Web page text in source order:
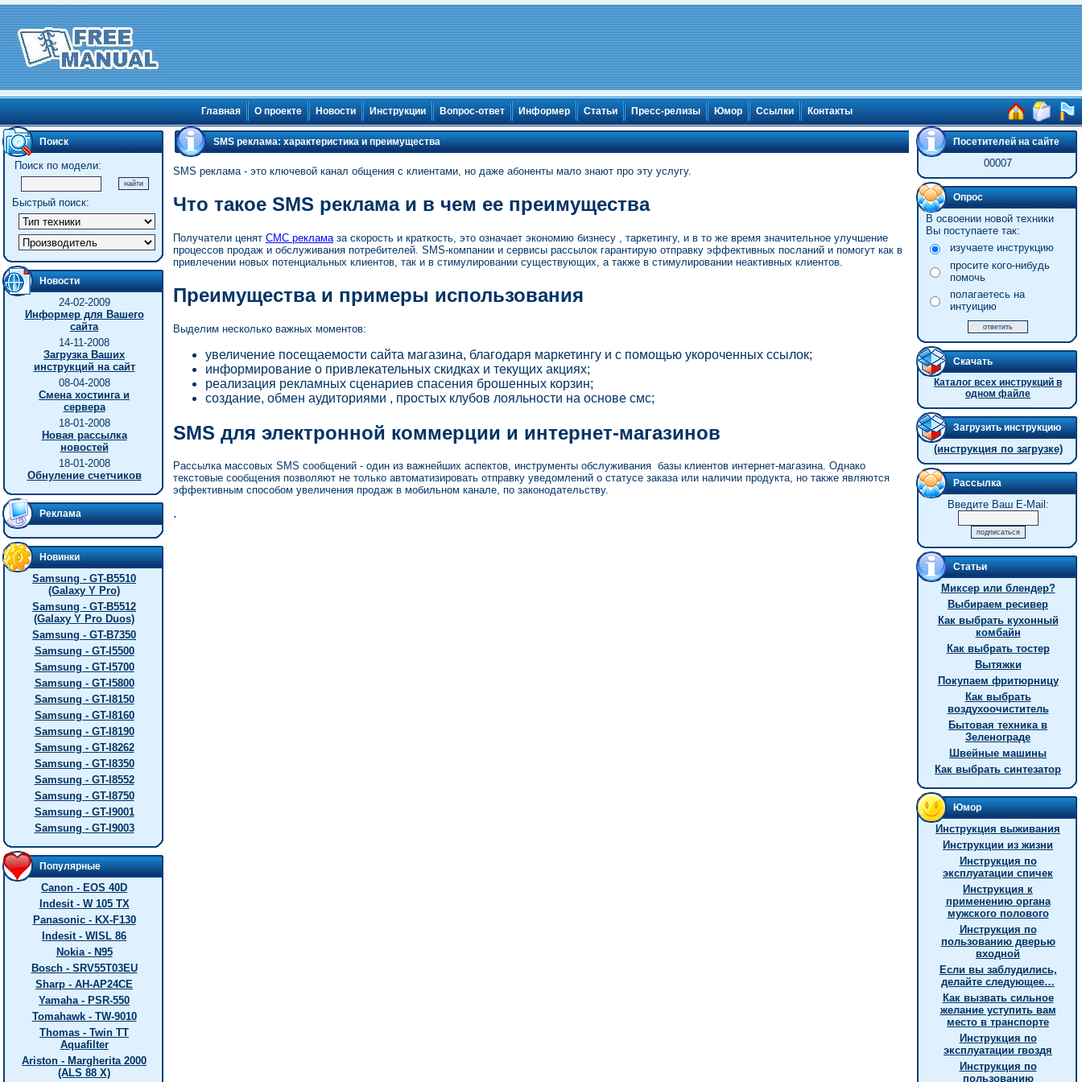
Главная О проекте Новости Инструкции Вопрос-ответ Информер Статьи Пресс-релизы Юмор Ссылки Контакты
Поиск
Поиск по модели:
Быстрый поиск:
Новости
24-02-2009
Информер для Вашего
сайта
14-11-2008
Загрузка Ваших
инструкций на сайт
08-04-2008
Смена хостинга и
сервера
18-01-2008
Новая рассылка
новостей
18-01-2008
Обнуление счетчиков
Реклама
Новинки
Samsung - GT-B5510
(Galaxy Y Pro)
Samsung - GT-B5512
(Galaxy Y Pro Duos)
Samsung - GT-B7350
Samsung - GT-I5500
Samsung - GT-I5700
Samsung - GT-I5800
Samsung - GT-I8150
Samsung - GT-I8160
Samsung - GT-I8190
Samsung - GT-I8262
Samsung - GT-I8350
Samsung - GT-I8552
Samsung - GT-I8750
Samsung - GT-I9001
Samsung - GT-I9003
Популярные
Canon - EOS 40D
Indesit - W 105 TX
Panasonic - KX-F130
Indesit - WISL 86
Nokia - N95
Bosch - SRV55T03EU
Sharp - AH-AP24CE
Yamaha - PSR-550
Tomahawk - TW-9010
Thomas - Twin TT
Aquafilter
Ariston - Margherita 2000
(ALS 88 X)
SMS реклама: характеристика и преимущества
SMS реклама - это ключевой канал общения с клиентами, но даже абоненты мало знают про эту услугу.
Что такое SMS реклама и в чем ее преимущества
Получатели ценят СМС реклама за скорость и краткость, это означает экономию бизнесу , таркетингу, и в то же время значительное улучшение
процессов продаж и обслуживания потребителей. SMS-компании и сервисы рассылок гарантирую отправку эффективных посланий и помогут как в
привлечении новых потенциальных клиентов, так и в стимулировании существующих, а также в стимулировании неактивных клиентов.
Преимущества и примеры использования
Выделим несколько важных моментов:
увеличение посещаемости сайта магазина, благодаря маркетингу и с помощью укороченных ссылок;
информирование о привлекательных скидках и текущих акциях;
реализация рекламных сценариев спасения брошенных корзин;
создание, обмен аудиториями , простых клубов лояльности на основе смс;
SMS для электронной коммерции и интернет-магазинов
Рассылка массовых SMS сообщений - один из важнейших аспектов, инструменты обслуживания базы клиентов интернет-магазина. Однако
текстовые сообщения позволяют не только автоматизировать отправку уведомлений о статусе заказа или наличии продукта, но также являются
эффективным способом увеличения продаж в мобильном канале, по законодательству.
.
Посетителей на сайте
00007
Опрос
В освоении новой техники
Вы поступаете так:
изучаете инструкцию
просите кого-нибудь
помочь
полагаетесь на
интуицию
Скачать
Каталог всех инструкций в
одном файле
Загрузить инструкцию
(инструкция по загрузке)
Рассылка
Введите Ваш E-Mail:
Статьи
Миксер или блендер?
Выбираем ресивер
Как выбрать кухонный
комбайн
Как выбрать тостер
Вытяжки
Покупаем фритюрницу
Как выбрать
воздухоочиститель
Бытовая техника в
Зеленограде
Швейные машины
Как выбрать синтезатор
Юмор
Инструкция выживания
Инструкции из жизни
Инструкция по
эксплуатации спичек
Инструкция к
применению органа
мужского полового
Инструкция по
пользованию дверью
входной
Если вы заблудились,
делайте следующее…
Как вызвать сильное
желание уступить вам
место в транспорте
Инструкция по
эксплуатации гвоздя
Инструкция по
пользованию